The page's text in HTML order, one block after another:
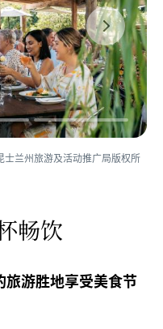
兰州旅游及活动推广局版权所
畅饮
游胜地享受美食节